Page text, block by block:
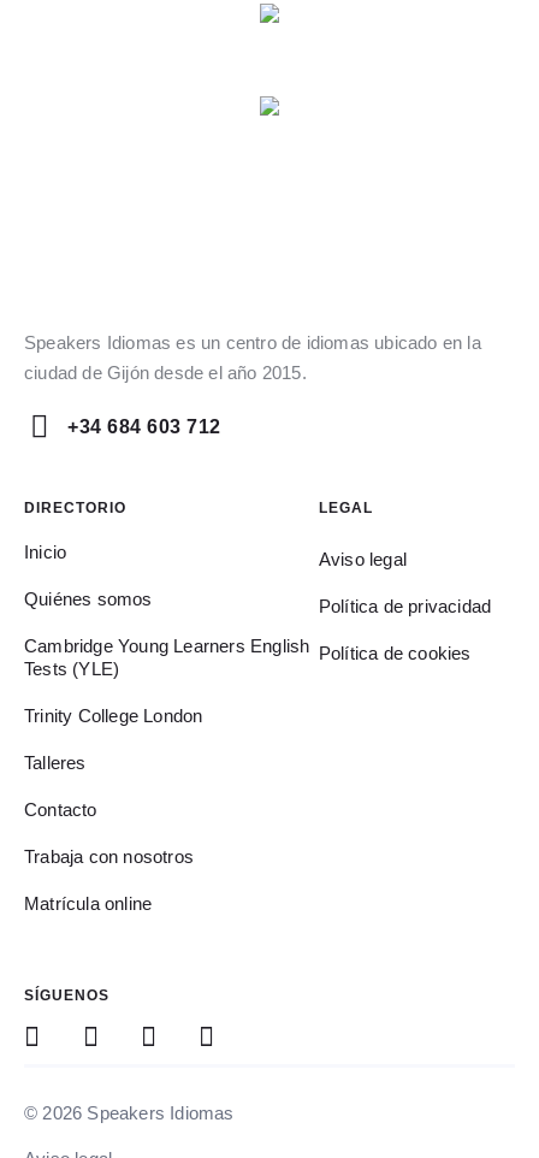
Speakers Idiomas es un centro de idiomas ubicado en la
ciudad de Gijón desde el año 2015.
+34 684 603 712
DIRECTORIO
Inicio
Quiénes somos
Cambridge Young Learners English
Tests (YLE)
Trinity College London
Talleres
Contacto
Trabaja con nosotros
Matrícula online
LEGAL
Aviso legal
Política de privacidad
Política de cookies
SÍGUENOS
© 2026 Speakers Idiomas